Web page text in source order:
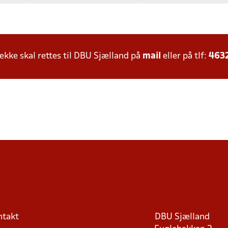
skal rettes til DBU Sjælland på mail eller på tlf:
DBU Sjælland